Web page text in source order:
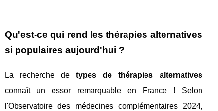
Qu'est-ce qui rend les thérapies alternatives
si populaires aujourd'hui ?
La recherche detypes de thérapies alternatives
connaît un essor remarquable en France ! Selon
l'Observatoire des médecines complémentaires 2024,